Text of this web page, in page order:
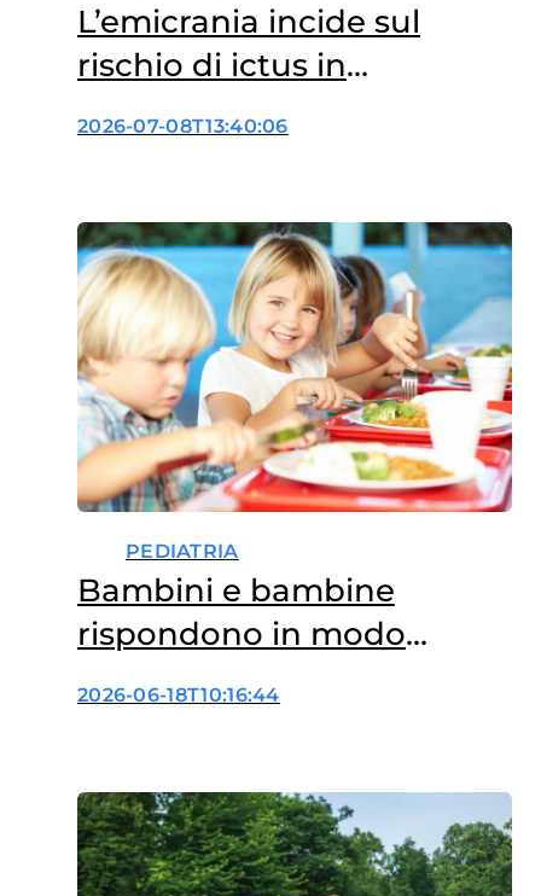
L’emicrania incide sul
rischio di ictus in
menopausa?
2026-07-08T13:40:06
PEDIATRIA
Bambini e bambine
rispondono in modo
diverso alla sazietà
2026-06-18T10:16:44